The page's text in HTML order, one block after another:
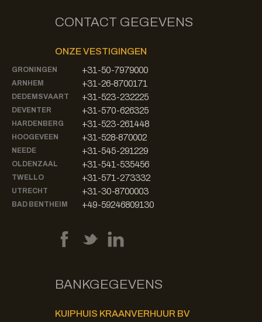
CONTACT GEGEVENS
ONZE VESTIGINGEN
GRONINGEN +31-50-7979000
ARNHEM +31-26-8700171
DEDEMSVAART +31-523-232225
DEVENTER +31-570-626325
HARDENBERG +31-523-261448
HOOGEVEEN +31-528-870002
NEEDE +31-545-291229
OLDENZAAL +31-541-535456
TWELLO +31-571-273332
UTRECHT +31-30-8700003
BAD BENTHEIM +49-59246809130
BANKGEGEVENS
KUIPHUIS KRAANVERHUUR BV